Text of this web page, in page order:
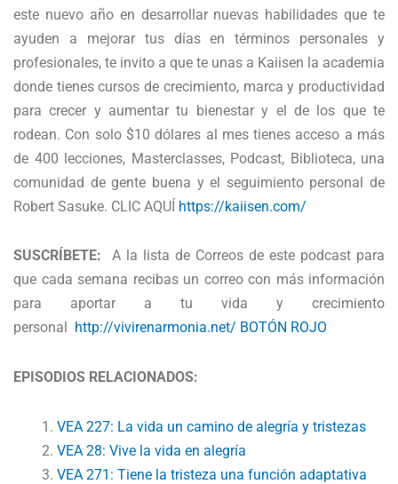
este nuevo año en desarrollar nuevas habilidades que te
ayuden a mejorar tus días en términos personales y
profesionales, te invito a que te unas a Kaiisen la academia
donde tienes cursos de crecimiento, marca y productividad
para crecer y aumentar tu bienestar y el de los que te
rodean. Con solo $10 dólares al mes tienes acceso a más
de 400 lecciones, Masterclasses, Podcast, Biblioteca, una
comunidad de gente buena y el seguimiento personal de
Robert Sasuke. CLIC AQUÍ https://kaiisen.com/
SUSCRÍBETE:
A la lista de Correos de este podcast para
que cada semana recibas un correo con más información
para aportar a tu vida y crecimiento
personal http://vivirenarmonia.net/ BOTÓN ROJO
EPISODIOS RELACIONADOS:
VEA 227: La vida un camino de alegría y tristezas
VEA 28: Vive la vida en alegría
VEA 271: Tiene la tristeza una función adaptativa